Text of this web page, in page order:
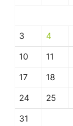
3 4
10 11
17 18
24 25
31